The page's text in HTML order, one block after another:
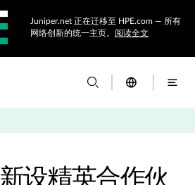
Juniper.net 正在迁移至 HPE.com — 所有
网络创新的统一主页。 阅读全文
设精英合作伙